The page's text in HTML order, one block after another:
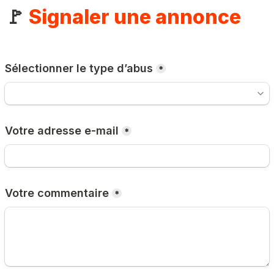
🚩 Signaler une annonce
Sélectionner le type d’abus *
Votre adresse e-mail *
Votre commentaire *